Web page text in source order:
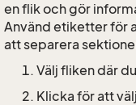
en flik och gör
Använd etiketter för
att separera
Välj fliken där
Klicka för att